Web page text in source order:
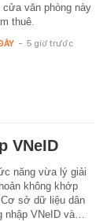
cửa văn phòng này
thuê.
- 5 giờ trước
VNeID
năng vừa lý giải
không khớp
sở dữ liệu dân
nhập VNeID và…